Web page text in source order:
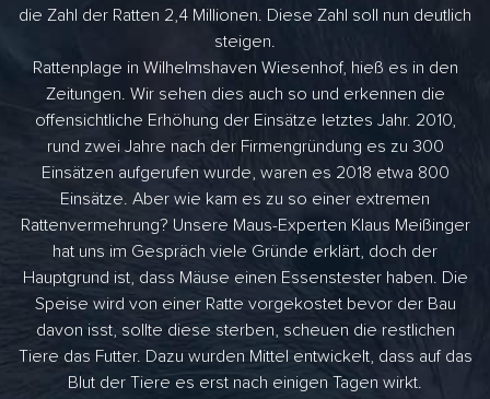
die Zahl der Ratten 2,4 Millionen. Diese Zahl soll nun deutlich
steigen.
Rattenplage in Wilhelmshaven Wiesenhof, hieß es in den
Zeitungen. Wir sehen dies auch so und erkennen die
offensichtliche Erhöhung der Einsätze letztes Jahr. 2010,
rund zwei Jahre nach der Firmengründung es zu 300
Einsätzen aufgerufen wurde, waren es 2018 etwa 800
Einsätze. Aber wie kam es zu so einer extremen
Rattenvermehrung? Unsere Maus-Experten Klaus Meißinger
hat uns im Gespräch viele Gründe erklärt, doch der
Hauptgrund ist, dass Mäuse einen Essenstester haben. Die
Speise wird von einer Ratte vorgekostet bevor der Bau
davon isst, sollte diese sterben, scheuen die restlichen
Tiere das Futter. Dazu wurden Mittel entwickelt, dass auf das
Blut der Tiere es erst nach einigen Tagen wirkt.